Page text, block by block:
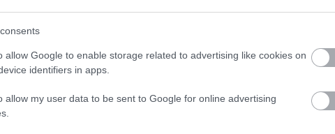
allow Google to enable storage related to advertising like cookies on
identifiers in apps.
allow my user data to be sent to Google for online advertising